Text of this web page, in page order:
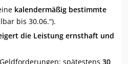
kalendermäßig bestimmte
bis 30.06.“).
die Leistung ernsthaft und
spätestens 30